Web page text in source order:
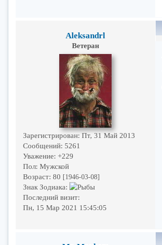
Aleksandrl
Ветеран
Зарегистрирован: Пт, 31 Май 2013
Сообщений: 5261
Уважение: +229
Пол: Мужской
Возраст: 80 [1946-03-08]
Знак Зодиака:
Последний визит:
Пн, 15 Мар 2021 15:45:05